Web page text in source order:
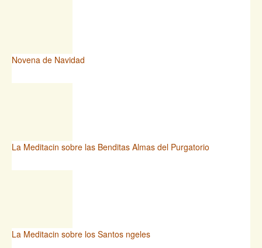
Novena de Navidad
La Meditacin sobre las Benditas Almas del Purgatorio
La Meditacin sobre los Santos ngeles